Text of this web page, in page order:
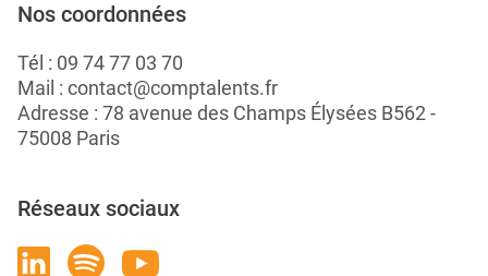
Nos coordonnées
Tél : 09 74 77 03 70
Mail : contact@comptalents.fr
Adresse : 78 avenue des Champs Élysées B562 -
75008 Paris
Réseaux sociaux